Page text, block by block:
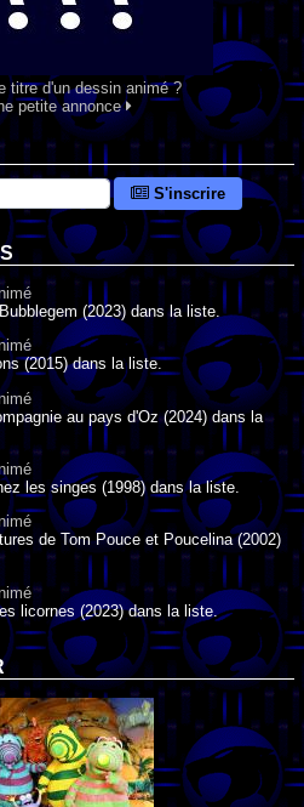
titre d'un dessin animé ?
petite annonce
S'inscrire
(2023) dans la liste.
(2015) dans la liste.
au pays d'Oz (2024) dans la
les singes (1998) dans la liste.
de Tom Pouce et Poucelina (2002)
licornes (2023) dans la liste.
! (2006) dans la liste.
amis (2022) dans la liste.
en trouble (1940) dans la liste.